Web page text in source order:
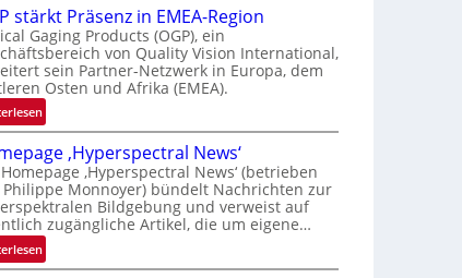
i
o
n
a
V
i
s
i
o
n
N
i
l
a
n
d
o
b
e
t
e
i
l
i
stärkt Präsenz in EMEA-Region
Gaging Products (OGP), ein
von Quality Vision International,
sein Partner-Netzwerk in Europa, dem
Osten und Afrika (EMEA).
:
O
G
P
s
t
ä
r
‚Hyperspectral News‘
‚Hyperspectral News‘ (betrieben
Philippe Monnoyer) bündelt Nachrichten zur
Bildgebung und verweist auf
zugängliche Artikel, die um eigene…
:
H